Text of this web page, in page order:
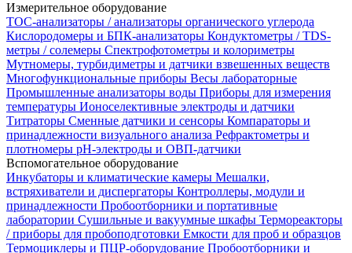
Измерительное оборудование
TOC-анализаторы / анализаторы органического углерода
Кислородомеры и БПК-анализаторы Кондуктометры / TDS-
метры / солемеры Спектрофотометры и колориметры
Мутномеры, турбидиметры и датчики взвешенных веществ
Многофункциональные приборы Весы лабораторные
Промышленные анализаторы воды Приборы для измерения
температуры Ионоселективные электроды и датчики
Титраторы Сменные датчики и сенсоры Компараторы и
принадлежности визуального анализа Рефрактометры и
плотномеры pH-электроды и ОВП-датчики
Вспомогательное оборудование
Инкубаторы и климатические камеры Мешалки,
встряхиватели и диспергаторы Контроллеры, модули и
принадлежности Пробоотборники и портативные
лаборатории Сушильные и вакуумные шкафы Термореакторы
/ приборы для пробоподготовки Емкости для проб и образцов
Термоциклеры и ПЦР-оборудование Пробоотборники и